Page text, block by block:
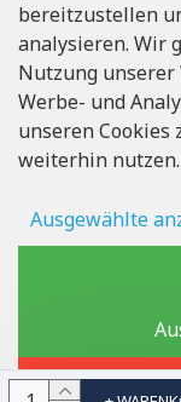
RITONE
Copyright ©
bereitzustellen
analysieren. Wir
Nutzung unserer
Werbe- und
unseren Cookies
weiterhin nutzen.
Ausgewählte
Personalisierung